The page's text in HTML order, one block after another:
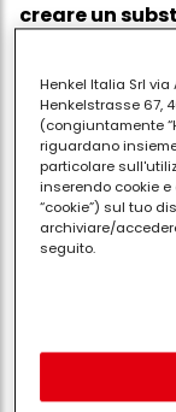
creare un
germogliate
Una volta
umido
maniera
sono pericolosi
patata.
che lo siano
altro terriccio.
la
Henkel Italia Srl via
Henkelstrasse 67,
(congiuntamente
riguardano
particolare
inserendo cookie
“cookie”) sul tuo
archiviare/
seguito.
separati o co-
pixel, impronte
cookie ed